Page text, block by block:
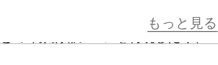
め、アルナイルロッドと合わせてア
もっと見る